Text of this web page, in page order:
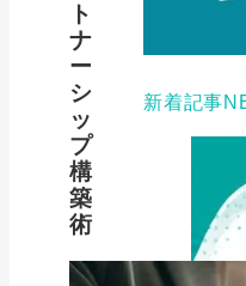
ト
ナ
ー
シ
ッ
プ
構
築
術
新着記事